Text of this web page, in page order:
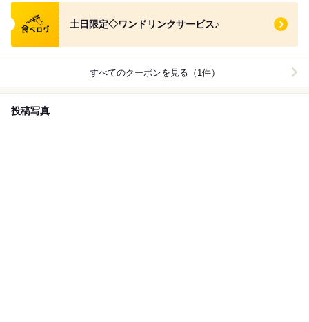
食べログ クーポン
土日限定◇ワンドリンクサービス♪
すべてのクーポンを見る（1件）
投稿写真